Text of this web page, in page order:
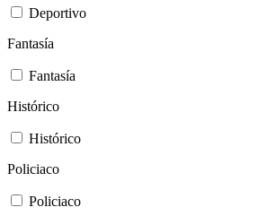
Deportivo
Fantasía
Fantasía
Histórico
Histórico
Policiaco
Policiaco